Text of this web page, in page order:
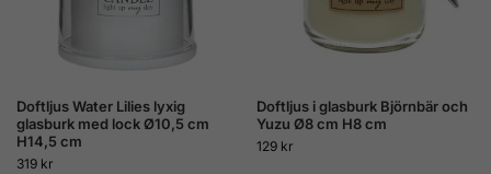
Doftljus Water Lilies lyxig
glasburk med lock Ø10,5 cm
H14,5 cm
319 kr
Doftljus i glasburk Björnbär och
Yuzu Ø8 cm H8 cm
129 kr